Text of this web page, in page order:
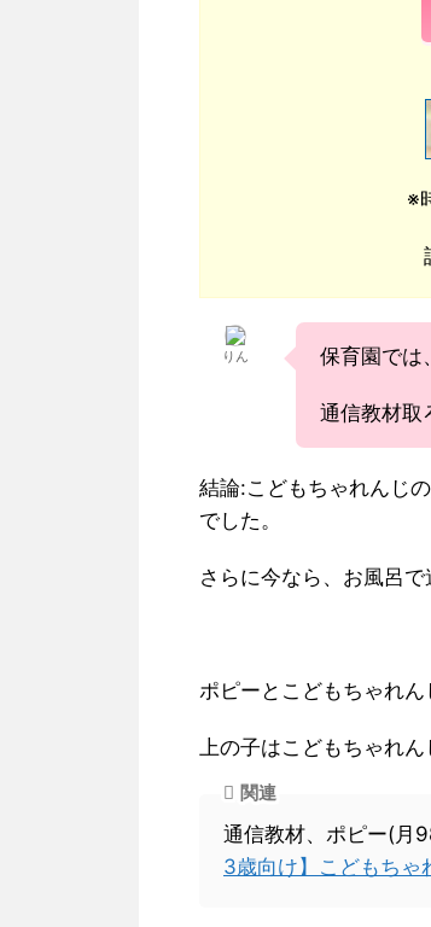
※
りん 保育園では
通信教材取
結論:こどもちゃれんじの
でした。
さらに今なら、お風呂
ポピーとこどもちゃれん
上の子はこどもちゃれ
関連
通信教材、ポピー(月
3歳向け】こどもちゃ